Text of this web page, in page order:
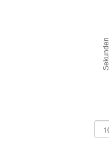
Sekunden